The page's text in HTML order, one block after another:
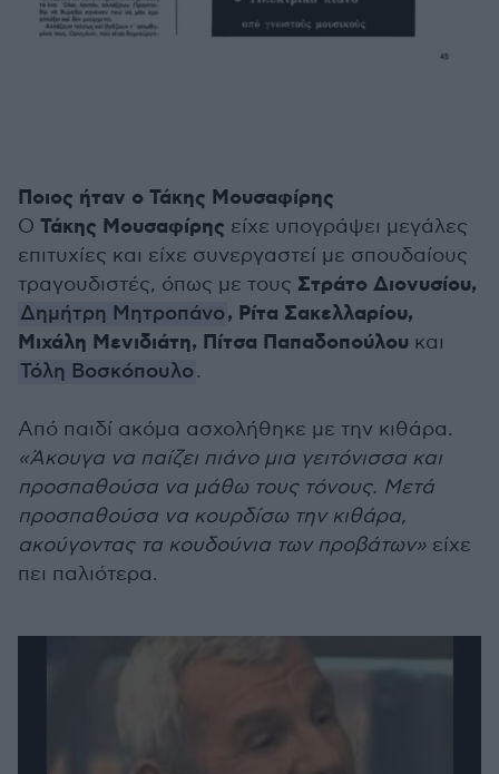
Ποιος ήταν ο Τάκης Μουσαφίρης
Ο Τάκης Μουσαφίρης είχε υπογράψει μεγάλες
επιτυχίες και είχε συνεργαστεί με σπουδαίους
τραγουδιστές, όπως με τους Στράτο Διονυσίου,
Δημήτρη Μητροπάνο, Ρίτα Σακελλαρίου,
Μιχάλη Μενιδιάτη, Πίτσα Παπαδοπούλου και
Τόλη Βοσκόπουλο.
Από παιδί ακόμα ασχολήθηκε με την κιθάρα.
«Άκουγα να παίζει πιάνο μια γειτόνισσα και
προσπαθούσα να μάθω τους τόνους. Μετά
προσπαθούσα να κουρδίσω την κιθάρα,
ακούγοντας τα κουδούνια των προβάτων» είχε
πει παλιότερα.